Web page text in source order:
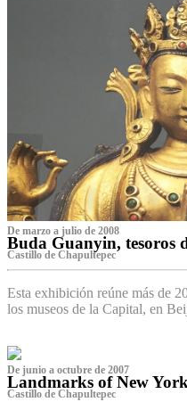
De marzo a julio de 2008
Buda Guanyin, tesoros
Castillo de Chapultepec
Esta exhibición reúne más de
los museos de la Capital, en
De junio a octubre de 2007
Landmarks of New
Castillo de Chapultepec